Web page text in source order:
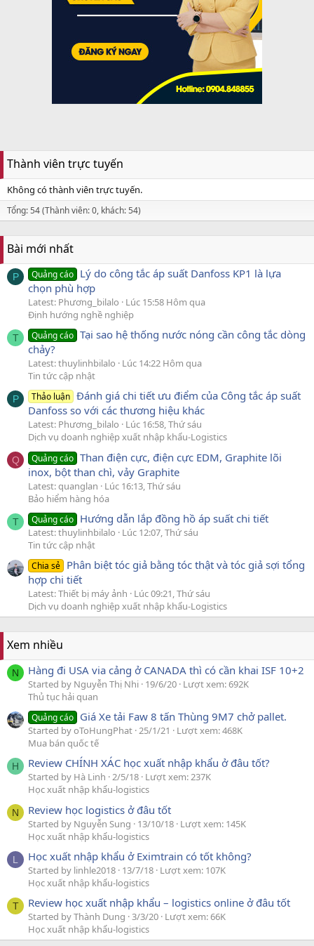
Thành viên trực tuyến
Không có thành viên trực tuyến.
Tổng: 54 (Thành viên: 0, khách: 54)
Bài mới nhất
P Quảng cáo Lý do công tắc áp suất Danfoss KP1 là lựa
chọn phù hợp
Latest: Phương_bilalo
Lúc 15:58 Hôm qua
Định hướng nghề nghiệp
T Quảng cáo Tại sao hệ thống nước nóng cần công tắc dòng
chảy?
Latest: thuylinhbilalo
Lúc 14:22 Hôm qua
Tin tức cập nhật
P Thảo luận Đánh giá chi tiết ưu điểm của Công tắc áp suất
Danfoss so với các thương hiệu khác
Latest: Phương_bilalo
Lúc 16:58, Thứ sáu
Dịch vụ doanh nghiệp xuất nhập khẩu-Logistics
Q Quảng cáo Than điện cực, điện cực EDM, Graphite lõi
inox, bột than chì, vảy Graphite
Latest: quanglan
Lúc 16:13, Thứ sáu
Bảo hiểm hàng hóa
T Quảng cáo Hướng dẫn lắp đồng hồ áp suất chi tiết
Latest: thuylinhbilalo
Lúc 12:07, Thứ sáu
Tin tức cập nhật
Chia sẻ Phân biệt tóc giả bằng tóc thật và tóc giả sợi tổng
hợp chi tiết
Latest: Thiết bị máy ảnh
Lúc 09:21, Thứ sáu
Dịch vụ doanh nghiệp xuất nhập khẩu-Logistics
Xem nhiều
N Hàng đi USA via cảng ở CANADA thì có cần khai ISF 10+2
Started by Nguyễn Thị Nhi 19/6/20 Lượt xem: 692K
Thủ tục hải quan
Quảng cáo Giá Xe tải Faw 8 tấn Thùng 9M7 chở pallet.
Started by oToHungPhat 25/1/21
Lượt xem: 468K
Mua bán quốc tế
H Review CHÍNH XÁC học xuất nhập khẩu ở đâu tốt?
Started by Hà Linh 2/5/18 Lượt xem: 237K
Học xuất nhập khẩu-logistics
N Review học logistics ở đâu tốt
Started by Nguyễn Sung 13/10/18 Lượt xem: 145K
Học xuất nhập khẩu-logistics
L Học xuất nhập khẩu ở Eximtrain có tốt không?
Started by linhle2018 13/7/18 Lượt xem: 107K
Học xuất nhập khẩu-logistics
T Review học xuất nhập khẩu – logistics online ở đâu tốt
Started by Thành Dung 3/3/20 Lượt xem: 66K
Học xuất nhập khẩu-logistics